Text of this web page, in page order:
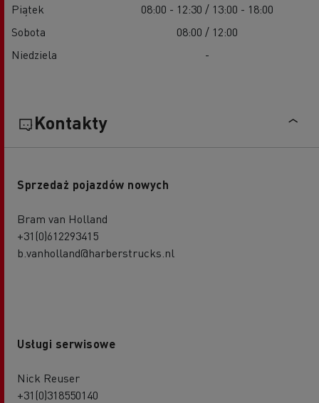
Piątek
08:00 - 12:30 / 13:00 - 18:00
Sobota
08:00 / 12:00
Niedziela
-
Kontakty
Sprzedaż pojazdów nowych
Bram van Holland
+31(0)612293415
b.vanholland@harberstrucks.nl
Usługi serwisowe
Nick Reuser
+31(0)318550140